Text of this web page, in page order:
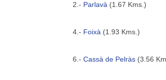
2.- Parlavà (1.67 Kms.)
4.- Foixà (1.93 Kms.)
6.-Cassà de Pelràs (3.56